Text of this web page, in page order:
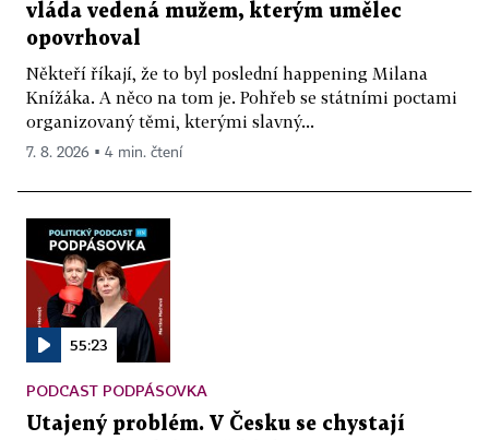
vláda vedená mužem, kterým umělec
opovrhoval
Někteří říkají, že to byl poslední happening Milana
Knížáka. A něco na tom je. Pohřeb se státními poctami
organizovaný těmi, kterými slavný...
7. 8. 2026 ▪ 4 min. čtení
55:23
PODCAST PODPÁSOVKA
Utajený problém. V Česku se chystají